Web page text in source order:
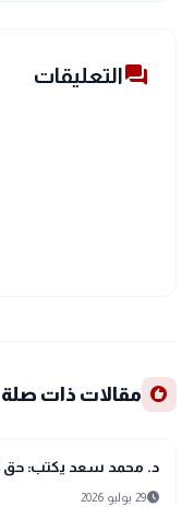
forumالتعليقات
recommend مقالات ذات صلة
article
د. محمد سعد يكتب: حق
schedule29 يوليو 2026